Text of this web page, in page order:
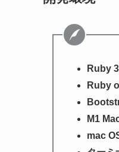
Ruby
Ruby
M1
mac